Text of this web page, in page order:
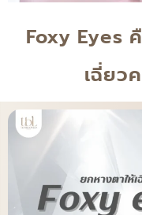
Foxy Eyes
เฉี่ยว